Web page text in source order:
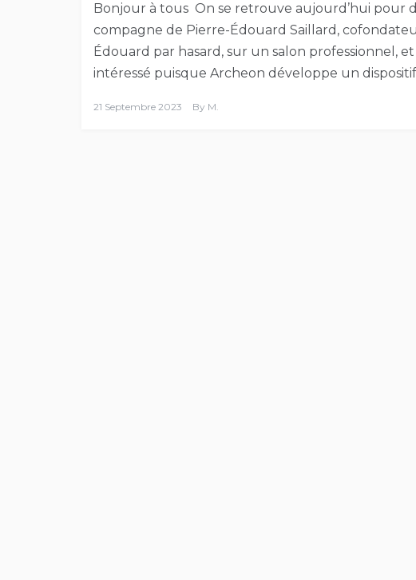
Bonjour à tous On se retrouve aujourd’hui pour
compagne de Pierre-Édouard Saillard,
Édouard par hasard, sur un salon professionnel,
intéressé puisque Archeon développe un
21 Septembre 2023 By M.